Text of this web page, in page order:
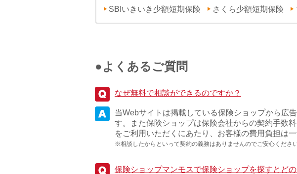
SBIいきいき少額短期保険 さくら少額短期保険
●よくあるご質問
なぜ無料で相談ができるのですか？
当Webサイトは掲載している保険ショップから広
す。また保険ショップは保険会社からの契約手数
をご利用いただくにあたり、お客様の費用負担は一
※相談したからといって契約の義務はありませんのでご安心ください
保険ショップマンモスで保険ショップを探すとど